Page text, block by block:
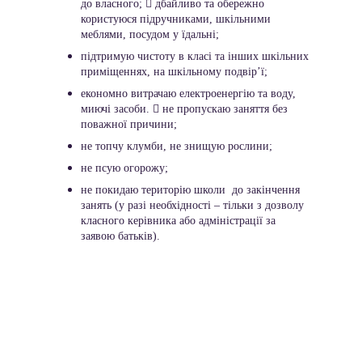
до власного;  дбайливо та обережно
користуюся підручниками, шкільними
меблями, посудом у їдальні;
підтримую чистоту в класі та інших шкільних
приміщеннях, на шкільному подвір’ї;
економно витрачаю електроенергію та воду,
миючі засоби.  не пропускаю заняття без
поважної причини;
не топчу клумби, не знищую рослини;
не псую огорожу;
не покидаю територію школи  до закінчення
занять (у разі необхідності – тільки з дозволу
класного керівника або адміністрації за
заявою батьків).